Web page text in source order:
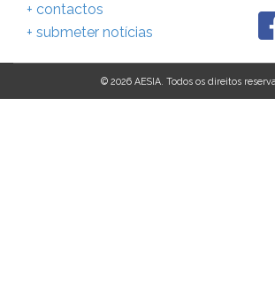
+ contactos
+ submeter notícias
© 2026 AESIA. Todos os direitos